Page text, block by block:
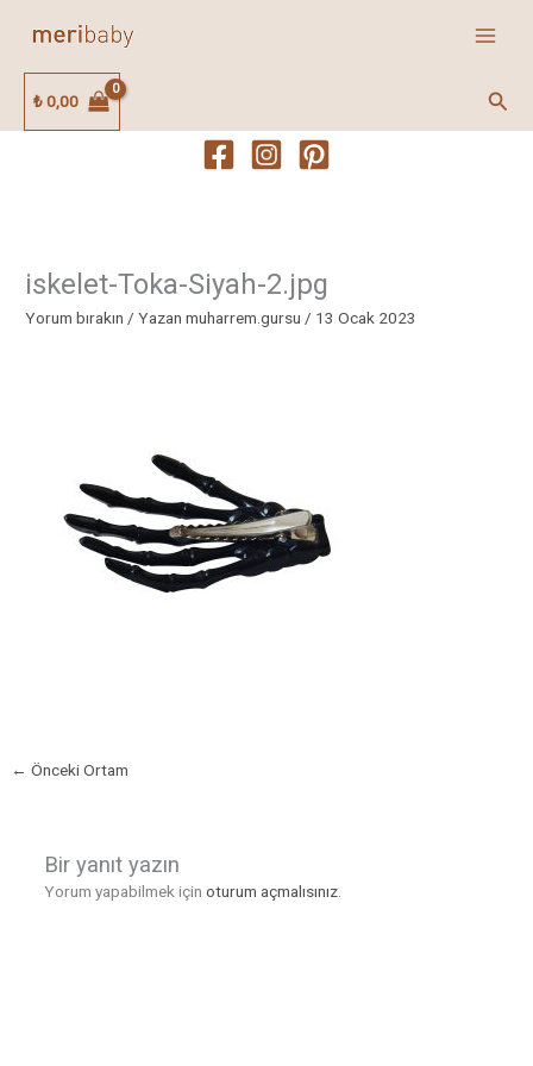
₺0,00
iskelet-Toka-Siyah-2.jpg
Yorum bırakın / Yazan muharrem.gursu / 13 Ocak 2023
← Önceki Ortam
Bir yanıt yazın
Yorum yapabilmek için oturum açmalısınız.